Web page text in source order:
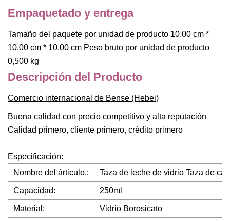
Empaquetado y entrega
Tamaño del paquete por unidad de producto 10,00 cm *
10,00 cm * 10,00 cm Peso bruto por unidad de producto
0,500 kg
Descripción del Producto
Comercio internacional de Bense (Hebei)
Buena calidad con precio competitivo y alta reputación
Calidad primero, cliente primero, crédito primero
Especificación:
Nombre del árticulo.:
Taza de leche de vidrio Taza de
Capacidad: 250ml
Material: Vidrio Borosicato